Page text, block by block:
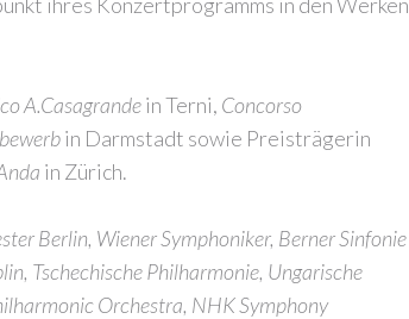
A.Casagrandein Terni, Concorso
in Darmstadt sowie Preisträgerin
in Zürich.
Berlin, Wiener Symphoniker, Berner Sinfonie
Tschechische Philharmonie, Ungarische
Orchestra, NHK Symphony
Forgot
password?
Forgot
username?